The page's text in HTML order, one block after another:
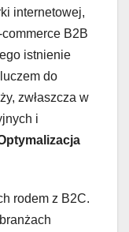
internetowej,
B2B
istnienie
do
zwłaszcza w
i
rodem z B2C.